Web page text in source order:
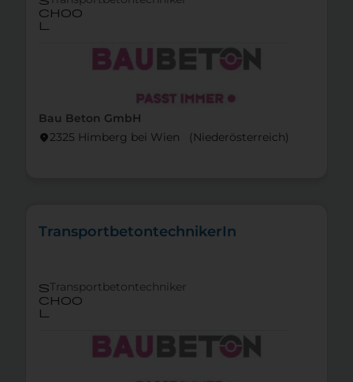
Bau Beton GmbH
location_on2325 Himberg bei Wien (Nieder­österreich)
choo
l
TransportbetontechnikerIn
s
choo
l
Transportbetontechniker